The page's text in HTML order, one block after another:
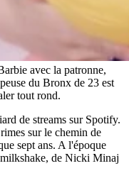
avec la patronne,
du Bronx de 23 est
tout rond.
de streams sur Spotify.
sur le chemin de
sept ans. A l'époque
de Nicki Minaj